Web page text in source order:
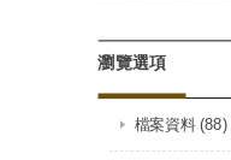
瀏覽選項
檔案資料 (88)